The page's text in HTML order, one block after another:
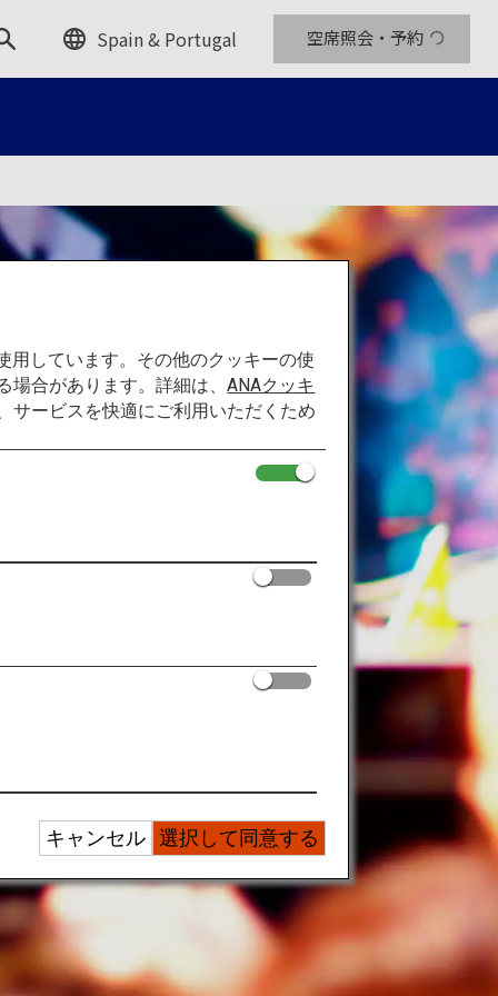
Spain & Portugal 空席照会・予約
いざ日本各地の祭りへ！
用しています。その他のクッキーの使
場合があります。詳細は、ANAクッキ
サービスを快適にご利用いただくため
選択して同意する
キャンセル